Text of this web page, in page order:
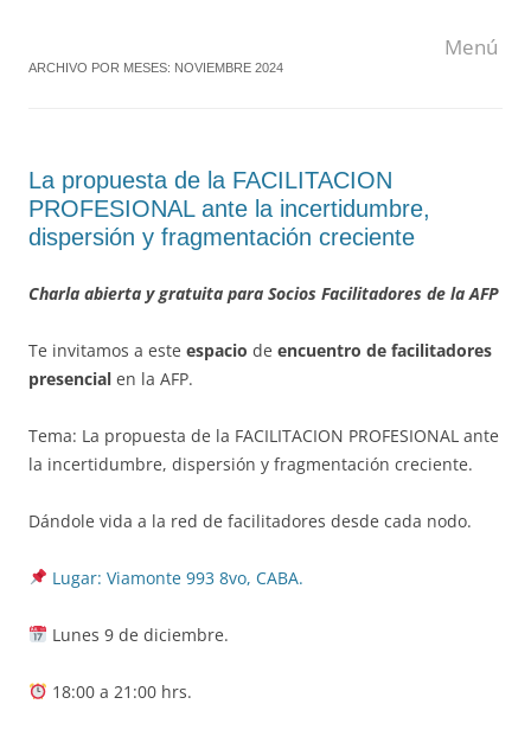
Menú
ARCHIVO POR MESES: NOVIEMBRE 2024
La propuesta de la FACILITACION
PROFESIONAL ante la incertidumbre,
dispersión y fragmentación creciente
Charla abierta y gratuita para Socios Facilitadores de la AFP
Te invitamos a este espacio de encuentro de facilitadores
presencial en la AFP.
Tema: La propuesta de la FACILITACION PROFESIONAL ante
la incertidumbre, dispersión y fragmentación creciente.
Dándole vida a la red de facilitadores desde cada nodo.
Lugar: Viamonte 993 8vo, CABA.
Lunes 9 de diciembre.
18:00 a 21:00 hrs.